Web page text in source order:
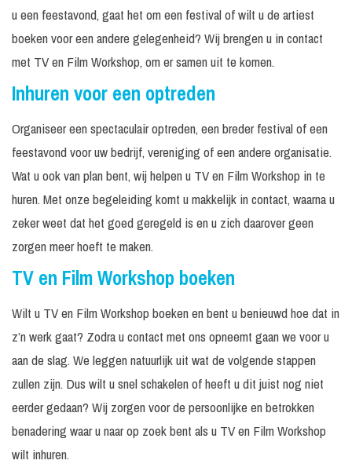
u een feestavond, gaat het om een festival of wilt u de artiest
boeken voor een andere gelegenheid? Wij brengen u in contact
met TV en Film Workshop, om er samen uit te komen.
Inhuren voor een optreden
Organiseer een spectaculair optreden, een breder festival of een
feestavond voor uw bedrijf, vereniging of een andere organisatie.
Wat u ook van plan bent, wij helpen u TV en Film Workshop in te
huren. Met onze begeleiding komt u makkelijk in contact, waarna u
zeker weet dat het goed geregeld is en u zich daarover geen
zorgen meer hoeft te maken.
TV en Film Workshop boeken
Wilt u TV en Film Workshop boeken en bent u benieuwd hoe dat in
z’n werk gaat? Zodra u contact met ons opneemt gaan we voor u
aan de slag. We leggen natuurlijk uit wat de volgende stappen
zullen zijn. Dus wilt u snel schakelen of heeft u dit juist nog niet
eerder gedaan? Wij zorgen voor de persoonlijke en betrokken
benadering waar u naar op zoek bent als u TV en Film Workshop
wilt inhuren.